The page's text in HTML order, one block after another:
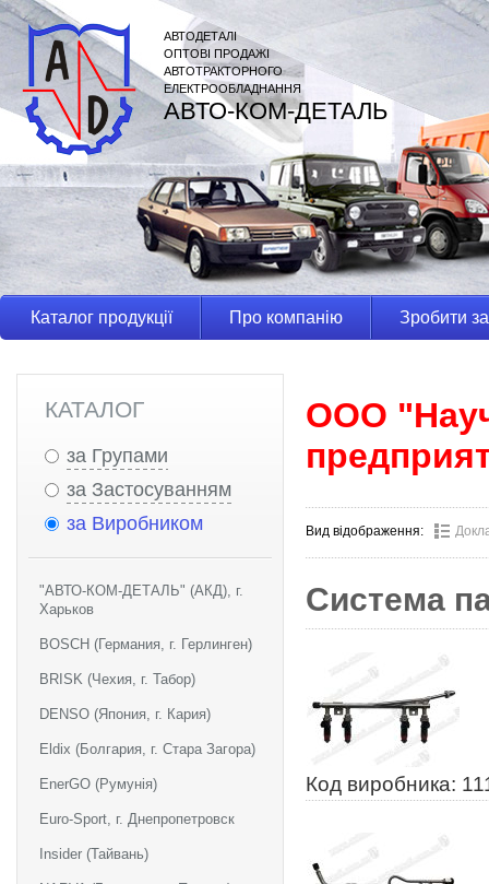
АВТОДЕТАЛІ
ОПТОВІ ПРОДАЖІ
АВТОТРАКТОРНОГО
ЕЛЕКТРООБЛАДНАННЯ
АВТО-КОМ-ДЕТАЛЬ
Каталог продукції Про компанію Зробити
КАТАЛОГ
за Групами
за Застосуванням
за Виробником
"АВТО-КОМ-ДЕТАЛЬ" (АКД), г.
Харьков
BOSCH (Германия, г. Герлинген)
BRISK (Чехия, г. Табор)
DENSO (Япония, г. Кария)
Eldix (Болгария, г. Стара Загора)
EnerGO (Румунія)
Euro-Sport, г. Днепропетровск
Insider (Тайвань)
ООО
Вид відображення:
Система
Код виробника: